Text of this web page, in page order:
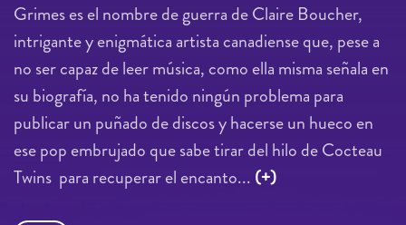
Grimes es el nombre de guerra de Claire Boucher,
intrigante y enigmática artista canadiense que, pese a
no ser capaz de leer música, como ella misma señala en
su biografía, no ha tenido ningún problema para
publicar un puñado de discos y hacerse un hueco en
ese pop embrujado que sabe tirar del hilo de Cocteau
Twins para recuperar el encanto... (+)